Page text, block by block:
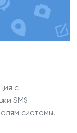
с
SMS
системы.